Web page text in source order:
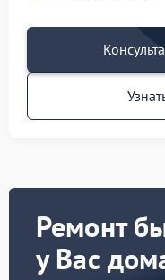
Ремонт
у Вас